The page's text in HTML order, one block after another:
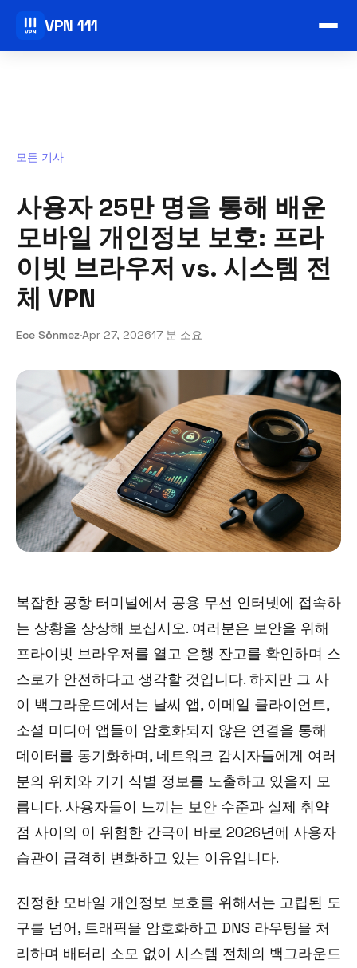
VPN 111
모든 기사
사용자 25만 명을 통해 배운
모바일 개인정보 보호: 프라
이빗 브라우저 vs. 시스템 전
체 VPN
Ece Sönmez·Apr 27, 202617 분 소요
복잡한 공항 터미널에서 공용 무선 인터넷에 접속하
는 상황을 상상해 보십시오. 여러분은 보안을 위해
프라이빗 브라우저를 열고 은행 잔고를 확인하며 스
스로가 안전하다고 생각할 것입니다. 하지만 그 사
이 백그라운드에서는 날씨 앱, 이메일 클라이언트,
소셜 미디어 앱들이 암호화되지 않은 연결을 통해
데이터를 동기화하며, 네트워크 감시자들에게 여러
분의 위치와 기기 식별 정보를 노출하고 있을지 모
릅니다. 사용자들이 느끼는 보안 수준과 실제 취약
점 사이의 이 위험한 간극이 바로 2026년에 사용자
습관이 급격히 변화하고 있는 이유입니다.
진정한 모바일 개인정보 보호를 위해서는 고립된 도
구를 넘어, 트래픽을 암호화하고 DNS 라우팅을 처
리하며 배터리 소모 없이 시스템 전체의 백그라운드